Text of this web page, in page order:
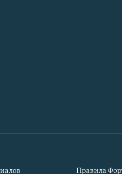
Правила